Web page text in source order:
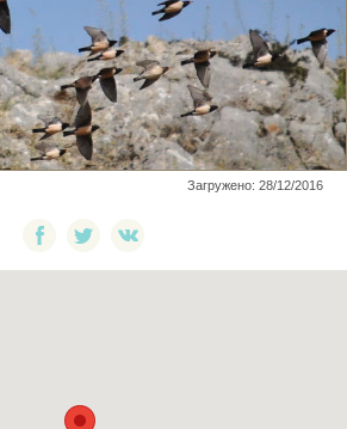
Загружено: 28/12/2016